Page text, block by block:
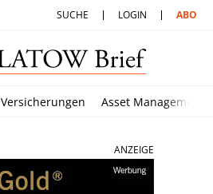
SUCHE LOGIN ABO
Versicherungen Asset Management
ANZEIGE